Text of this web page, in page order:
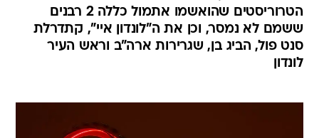
הטרוריסטים שהואשמו אתמול כללה 2 רבנים
ששמם לא נמסר, וכן את ה"לונדון איי", קתדרלת
סנט פול, הביג בן, שגרירות ארה"ב וראש העיר
לונדון